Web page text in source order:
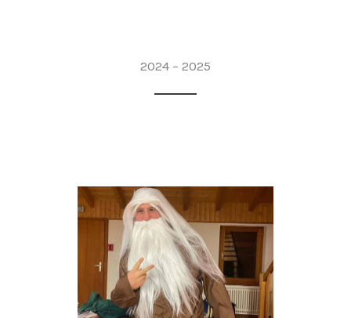
2024 – 2025